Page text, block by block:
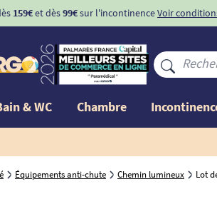
159€et dès99€sur l'incontinenceVoir
& WC Chambre
Équipements anti-chute Chemin lumineux Lot